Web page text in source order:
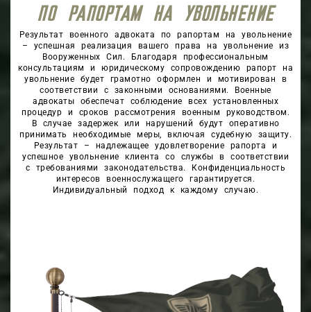
ПО РАПОРТАМ НА УВОЛЬНЕНИЕ
Результат военного адвоката по рапортам на увольнение
– успешная реализация вашего права на увольнение из
Вооруженных Сил. Благодаря профессиональным
консультациям и юридическому сопровождению рапорт на
увольнение будет грамотно оформлен и мотивирован в
соответствии с законными основаниями. Военные
адвокаты обеспечат соблюдение всех установленных
процедур и сроков рассмотрения военным руководством.
В случае задержек или нарушений будут оперативно
принимать необходимые меры, включая судебную защиту.
Результат – надлежащее удовлетворение рапорта и
успешное увольнение клиента со службы в соответствии
с требованиями законодательства. Конфиденциальность
интересов военнослужащего гарантируется.
Индивидуальный подход к каждому случаю.